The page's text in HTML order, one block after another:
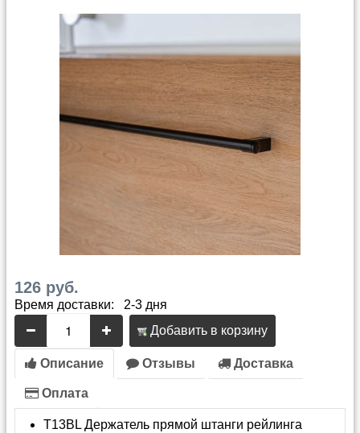
126 руб.
Время доставки: 2-3 дня
Добавить в корзину
Описание Отзывы Доставка
Оплата
T13BL Держатель прямой штанги рейлинга